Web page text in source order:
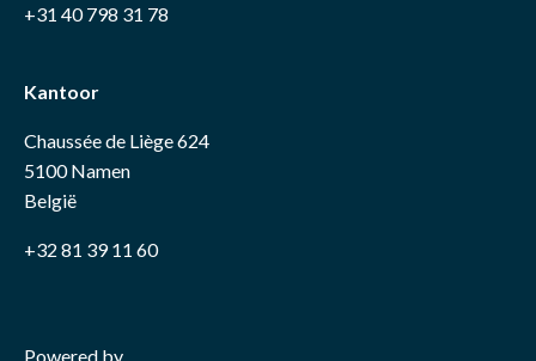
Powered by
+31 40 798 31 78
Kantoor
Chaussée de Liège 624
5100 Namen
België
+32 81 39 11 60